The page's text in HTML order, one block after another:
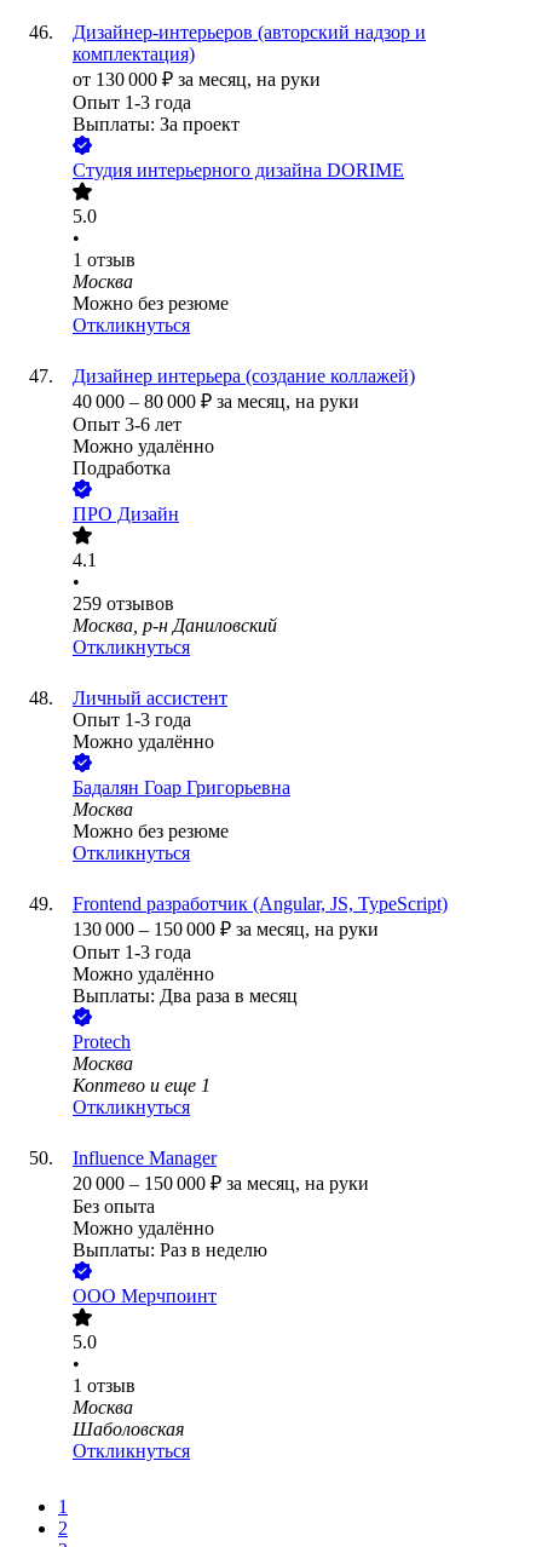
Дизайнер-интерьеров (авторский надзор и
комплектация)
от 130 000 ₽ за месяц, на руки
Опыт 1-3 года
Выплаты: За проект
Студия интерьерного дизайна DORIME
5.0
•
1 отзыв
Москва
Можно без резюме
Откликнуться
Дизайнер интерьера (создание коллажей)
40 000 – 80 000 ₽ за месяц, на руки
Опыт 3-6 лет
Можно удалённо
Подработка
ПРО Дизайн
4.1
•
259 отзывов
Москва, р-н Даниловский
Откликнуться
Личный ассистент
Опыт 1-3 года
Можно удалённо
Бадалян Гоар Григорьевна
Москва
Можно без резюме
Откликнуться
Frontend разработчик (Angular, JS, TypeScript)
130 000 – 150 000 ₽ за месяц, на руки
Опыт 1-3 года
Можно удалённо
Выплаты: Два раза в месяц
Protech
Москва
Коптево и еще 1
Откликнуться
Influence Manager
20 000 – 150 000 ₽ за месяц, на руки
Без опыта
Можно удалённо
Выплаты: Раз в неделю
ООО Мерчпоинт
5.0
•
1 отзыв
Москва
Шаболовская
Откликнуться
1
2